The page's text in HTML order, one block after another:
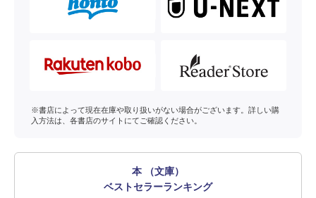
※書店によって現在在庫や取り扱いがない場合がございます。詳しい購
入方法は、各書店のサイトにてご確認ください。
本 （文庫）
ベストセラーランキング